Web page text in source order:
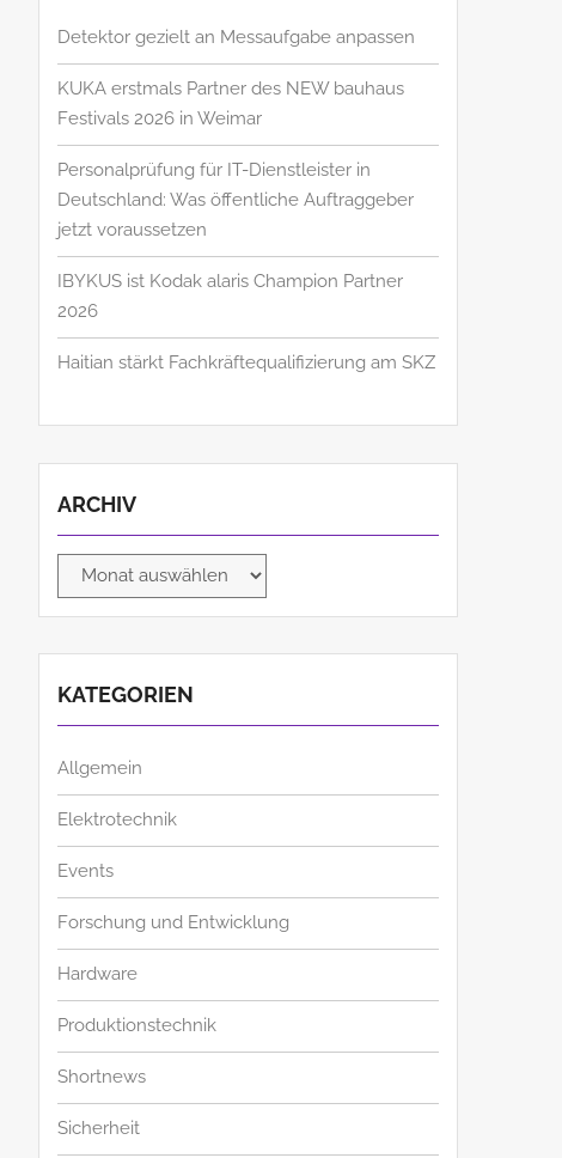
Detektor gezielt an Messaufgabe anpassen
KUKA erstmals Partner des NEW bauhaus
Festivals 2026 in Weimar
Personalprüfung für IT-Dienstleister in
Deutschland: Was öffentliche Auftraggeber
jetzt voraussetzen
IBYKUS ist Kodak alaris Champion Partner
2026
Haitian stärkt Fachkräftequalifizierung am SKZ
ARCHIV
Archiv
KATEGORIEN
Allgemein
Elektrotechnik
Events
Forschung und Entwicklung
Hardware
Produktionstechnik
Shortnews
Sicherheit